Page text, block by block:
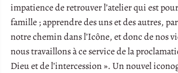
impatience de retrouver l’atelier qui est
famille ; apprendre des uns et des autres,
notre chemin dans l’Icône, et donc de nos
nous travaillons à ce service de la
Dieu et de l’intercession ». Un nouvel